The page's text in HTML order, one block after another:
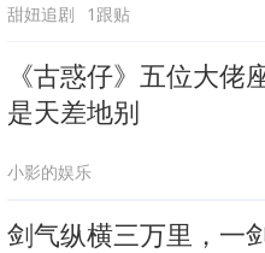
甜妞追剧 1跟贴
《古惑仔》五位大
是天差地别
小影的娱乐
剑气纵横三万里，一